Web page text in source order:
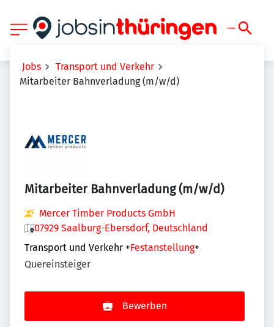
Jobs
Transport und Verkehr
Mitarbeiter Bahnverladung (m/w/d)
Mitarbeiter Bahnverladung (m/w/d)
Mercer Timber Products GmbH
07929 Saalburg-Ebersdorf, Deutschland
Transport und Verkehr +Festanstellung+
Quereinsteiger
Bewerben